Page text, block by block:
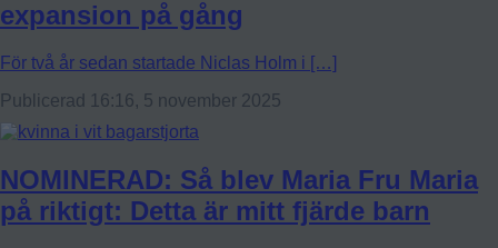
expansion på gång
För två år sedan startade Niclas Holm i […]
Publicerad 16:16, 5 november 2025
NOMINERAD: Så blev Maria Fru Maria
på riktigt: Detta är mitt fjärde barn